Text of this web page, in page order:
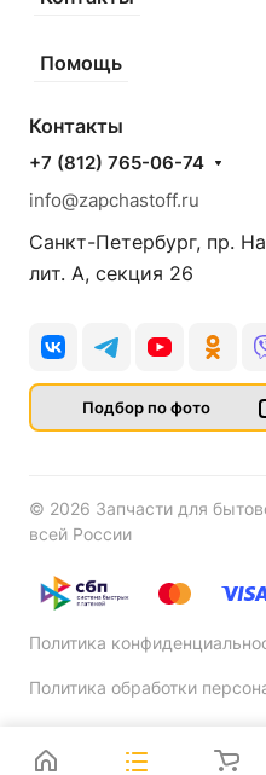
Помощь
Контакты
+7 (812) 765-06-74
info@zapchastoff.ru
Санкт-Петербург, пр.
лит. А, секция 26
Подбор по фото
© 2026 Запчасти для
всей России
Политика
Политика обработки